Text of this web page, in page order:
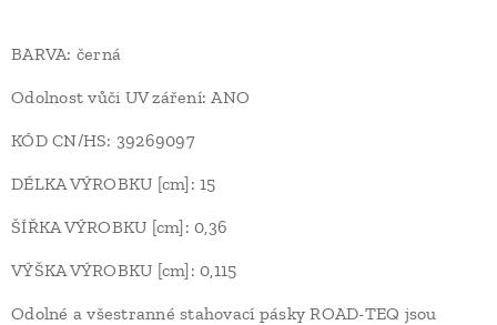
BARVA: černá
Odolnost vůči UV záření: ANO
KÓD CN/HS: 39269097
DÉLKA VÝROBKU [cm]: 15
ŠÍŘKA VÝROBKU [cm]: 0,36
VÝŠKA VÝROBKU [cm]: 0,115
Odolné a všestranné stahovací pásky ROAD-TEQ jsou